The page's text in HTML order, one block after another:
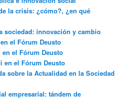
la crisis: ¿cómo?, ¿en qué
sociedad: innovación y cambio
el Fórum Deusto
en el Fórum Deusto
en el Fórum Deusto
sobre la Actualidad en la Sociedad
empresarial: tándem de